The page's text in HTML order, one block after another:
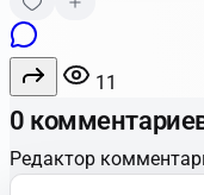
11
0
Редактор